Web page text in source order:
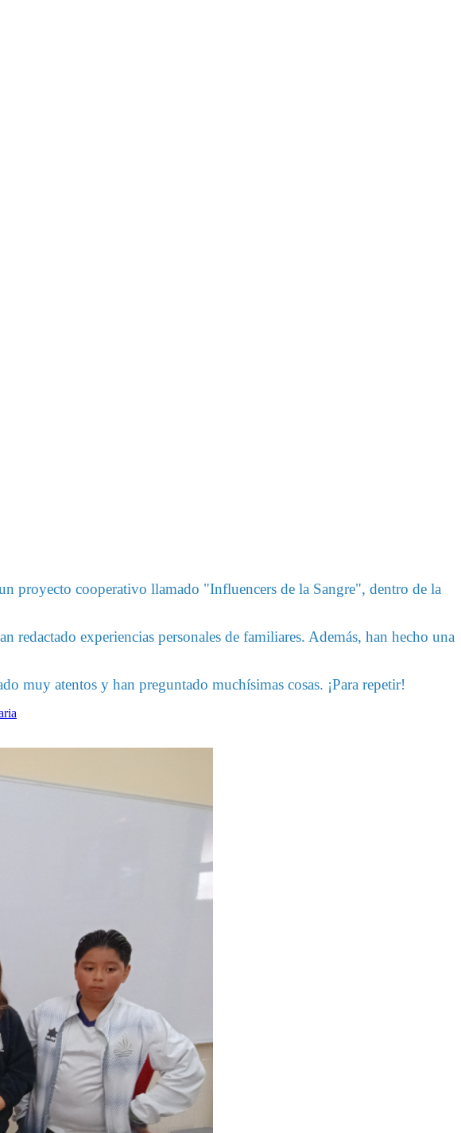
proyecto cooperativo llamado "Influencers de la Sangre", dentro de la
experiencias personales de familiares. Además, han hecho una
muy atentos y han preguntado muchísimas cosas. ¡Para repetir!